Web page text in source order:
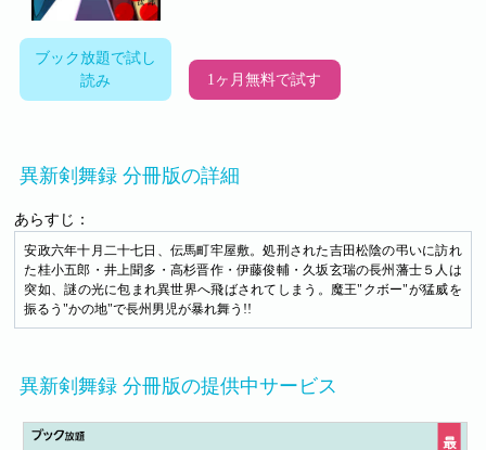
ブック放題で試し
読み
1ヶ月無料で試す
異新剣舞録 分冊版の詳細
あらすじ：
安政六年十月二十七日、伝馬町牢屋敷。処刑された吉田松陰の弔いに訪れ
た桂小五郎・井上聞多・高杉晋作・伊藤俊輔・久坂玄瑞の長州藩士５人は
突如、謎の光に包まれ異世界へ飛ばされてしまう。魔王"クボー"が猛威を
振るう"かの地"で長州男児が暴れ舞う!!
異新剣舞録 分冊版の提供中サービス